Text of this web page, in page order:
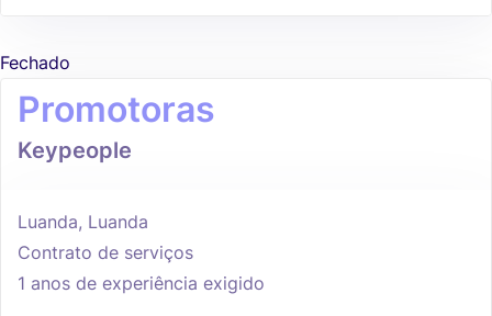
Fechado
Promotoras
Keypeople
Luanda, Luanda
Contrato de serviços
1 anos de experiência exigido